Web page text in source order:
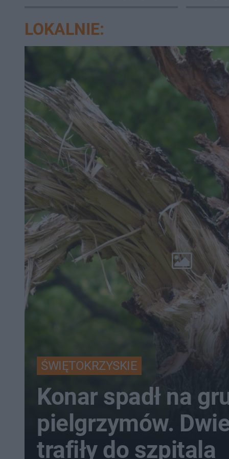
LOKALNIE:
ŚWIĘTOKRZYSKIE
Konar spadł na
pielgrzymów.
trafiły do szpitala